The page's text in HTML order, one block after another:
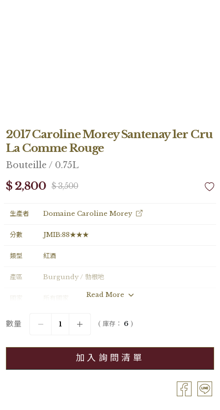
2017 Caroline Morey Santenay 1er Cru
La Comme Rouge
Bouteille / 0.75L
$ 2,800 $ 3,500
生產者 Domaine Caroline Morey
分數 JMIB:88★★★
類型 紅酒
產區 Burgundy / 勃根地
國家 所有國家
年份
Grand Cru / 特級園
Read More
數量 ( 庫存： 6 )
加入詢問清單